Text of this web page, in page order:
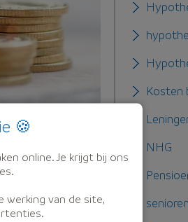
onzeker
Kosten
NHG
🍪
online. Je krijgt bij ons
werking van de site,